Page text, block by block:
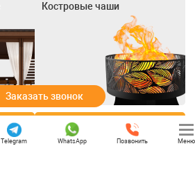
Костровые чаши
Смотреть все товары
Заказать звонок
Telegram WhatsApp Позвонить Меню